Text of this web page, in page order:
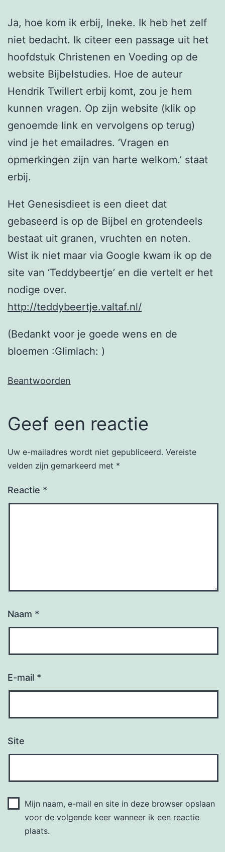
Ja, hoe kom ik erbij, Ineke. Ik heb het zelf
niet bedacht. Ik citeer een passage uit het
hoofdstuk Christenen en Voeding op de
website Bijbelstudies. Hoe de auteur
Hendrik Twillert erbij komt, zou je hem
kunnen vragen. Op zijn website (klik op
genoemde link en vervolgens op terug)
vind je het emailadres. ‘Vragen en
opmerkingen zijn van harte welkom.’ staat
erbij.
Het Genesisdieet is een dieet dat
gebaseerd is op de Bijbel en grotendeels
bestaat uit granen, vruchten en noten.
Wist ik niet maar via Google kwam ik op de
site van ‘Teddybeertje’ en die vertelt er het
nodige over.
http://teddybeertje.valtaf.nl/
(Bedankt voor je goede wens en de
bloemen :Glimlach: )
Beantwoorden
Geef een reactie
Uw e-mailadres wordt niet gepubliceerd. Vereiste
velden zijn gemarkeerd met *
Reactie *
Naam *
E-mail *
Site
Mijn naam, e-mail en site in deze browser opslaan
voor de volgende keer wanneer ik een reactie
plaats.